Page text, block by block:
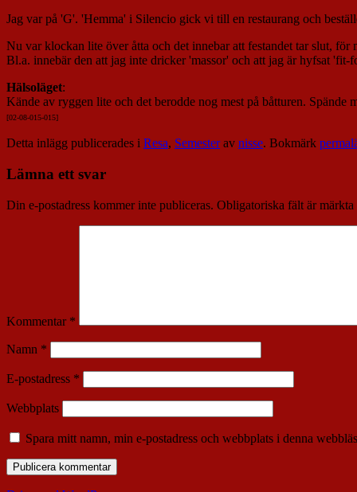
Jag var på 'G'. 'Hemma' i Silencio gick vi till en restaurang och
Nu var klockan lite över åtta och det innebar att festandet tar slut, för
Bl.a. innebär den att jag inte dricker 'massor' och att jag är hyfsat 'fit-
Hälsoläget:
Kände av ryggen lite och det berodde nog mest på båtturen. Spände
[02-08-015-015]
Detta inlägg publicerades i Resa, Semesterav nisse. Bokmärk
Lämna ett svar
Din e-postadress kommer inte publiceras. Obligatoriska fält är märkta
Kommentar *
Namn *
E-postadress *
Webbplats
Spara mitt namn, min e-postadress och webbplats i denna